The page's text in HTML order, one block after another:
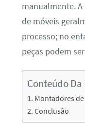
manualmente.
de móveis
processo; no
peças podem
Conteúdo Da
Montadores
Conclusão